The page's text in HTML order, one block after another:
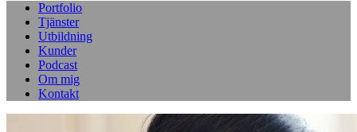
Portfolio
Tjänster
Utbildning
Kunder
Podcast
Om mig
Kontakt